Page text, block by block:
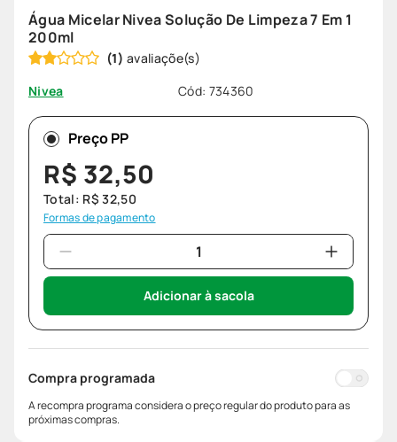
Água Micelar Nivea Solução De Limpeza 7 Em 1
200ml
(1)
Nivea
Cód: 734360
Preço PP
R$ 32,50
Total: R$ 32,50
Formas de pagamento
Adicionar à sacola
Compra programada
A recompra programa considera o preço regular do produto para as
próximas compras.